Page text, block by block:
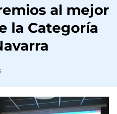
al mejor
la Categoría